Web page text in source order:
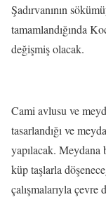
Şadırvanının
tamamlandığında
değişmiş olacak.
Cami avlusu ve
tasarlandığı ve
yapılacak. Meydana
küp taşlarla
çalışmalarıyla çevre